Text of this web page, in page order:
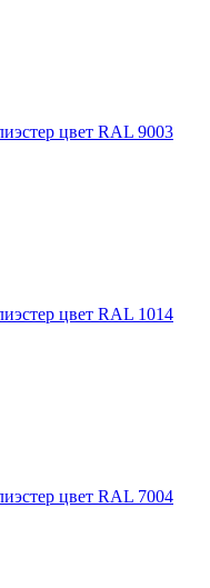
цвет RAL 9003
цвет RAL 1014
цвет RAL 7004